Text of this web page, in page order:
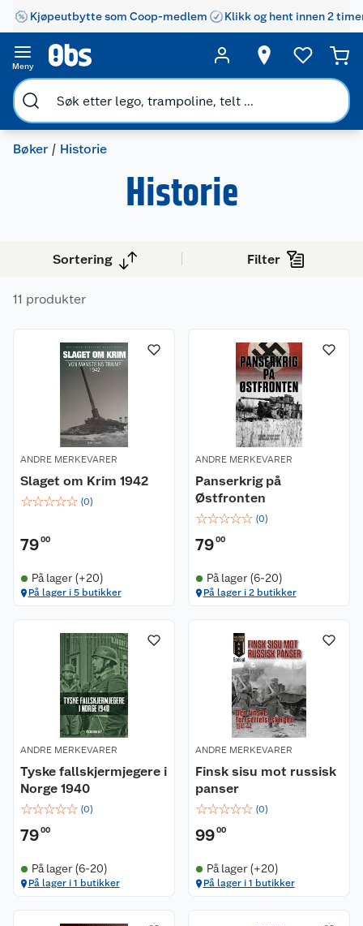
Kjøpeutbytte som Coop-medlem Klikk og hent innen 2
Meny
Bøker Historie
Historie
Sortering Filter
11 produkter
ANDRE MERKEVARER
Slaget om Krim 1942
☆☆☆☆☆ (0)
7900
På lager (+20)
På lager i 5 butikker
ANDRE MERKEVARER
Panserkrig på
Østfronten
☆☆☆☆☆ (0)
7900
På lager (6-20)
På lager i 2 butikker
ANDRE MERKEVARER
Tyske fallskjermjegere i
Norge 1940
☆☆☆☆☆ (0)
7900
På lager (6-20)
På lager i 1 butikker
ANDRE MERKEVARER
Finsk sisu mot russisk
panser
☆☆☆☆☆ (0)
9900
På lager (+20)
På lager i 1 butikker